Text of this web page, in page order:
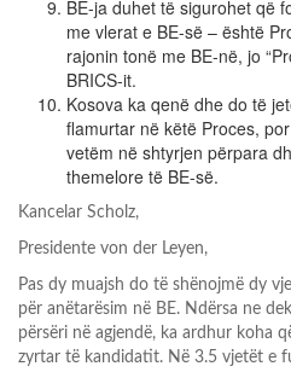
BE-ja duhet të sigurohet që
me vlerat e BE-së – është
rajonin tonë me BE-në, jo
BRICS-it.
Kosova ka qenë dhe do të
flamurtar në këtë Proces,
vetëm në shtyrjen përpara
themelore të BE-së.
Kancelar Scholz,
Presidente von der Leyen,
Pas dy muajsh do të shënojmë dy
për anëtarësim në BE. Ndërsa ne
përsëri në agjendë, ka ardhur koha
zyrtar të kandidatit. Në 3.5 vjetët e